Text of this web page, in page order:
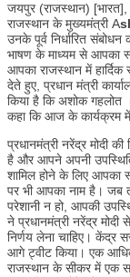
जयपुर (राजस्थान) [भारत],
राजस्थान के मुख्यमंत्री A
उनके पूर्व निर्धारित
भाषण के माध्यम से आपका
आपका राजस्थान में
देते हुए, प्रधान मंत्री
किया है कि अशोक गहलोत
कहा कि आज के कार्यक्रम
प्रधानमंत्री नरेंद्र मोदी
है और आपने अपनी
शामिल होने के लिए आपका
पर भी आपका नाम है। जब
परेशानी न हो, आपकी
ने प्रधानमंत्री नरेंद्र
निर्णय लेना चाहिए। केंद्र
आगे ट्वीट किया। एक
राजस्थान के सीकर में एक